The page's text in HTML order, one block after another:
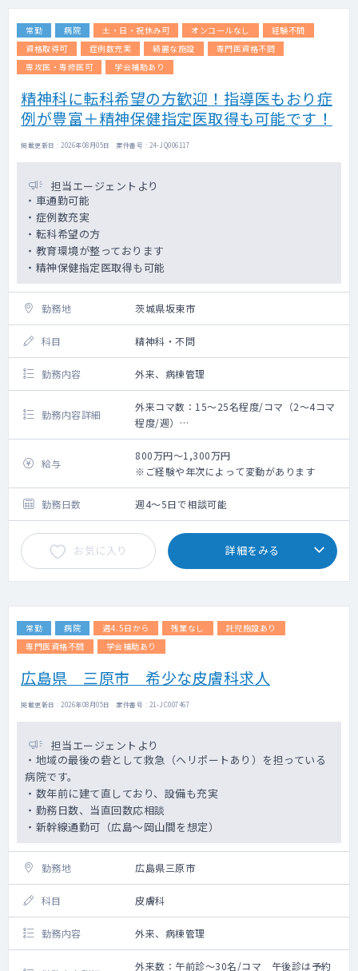
常勤 病院 土・日・祝休み可 オンコールなし
経験不問
資格取得可
症例数充実 綺麗な施設
専門医資格不問
専攻医・専修医可
学会補助あり
精神科に転科希望の方歓迎！指導医もおり症
例が豊富＋精神保健指定医取得も可能です！
掲載更新日 : 2026年08月05日 案件番号 : 24-JQ006117
担当エージェントより
・車通勤可能
・症例数充実
・転科希望の方
・教育環境が整っております
・精神保健指定医取得も可能
勤務地 茨城県坂東市
科目 精神科・不問
勤務内容 外来、病棟管理
勤務内容詳細
外来コマ数：15～25名程度/コマ（2～4コマ
程度/週）
管理病床数：15～25床程度（応相談）
給与
800万円～1,300万円
※ご経験や年次によって変動があります
勤務日数 週4～5日で相談可能
お気に入り 詳細をみる
常勤 病院 週4.5日から 残業なし
託児施設あり
専門医資格不問
学会補助あり
広島県 三原市 希少な皮膚科求人
掲載更新日 : 2026年08月05日 案件番号 : 21-JC007467
担当エージェントより
・地域の最後の砦として救急（ヘリポートあり）を担っている
病院です。
・数年前に建て直しており、設備も充実
・勤務日数、当直回数応相談
・新幹線通勤可（広島～岡山間を想定）
勤務地 広島県三原市
科目 皮膚科
勤務内容 外来、病棟管理
外来数：午前診～30名/コマ 午後診は予約